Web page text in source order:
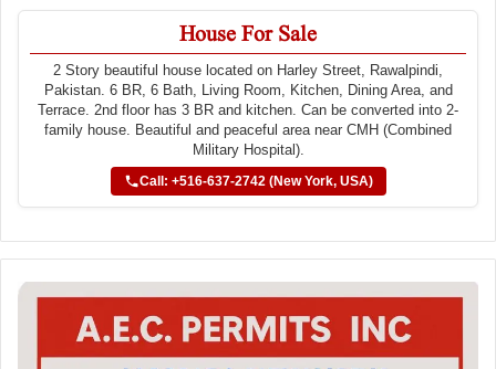
House For Sale
2 Story beautiful house located on Harley Street, Rawalpindi,
Pakistan. 6 BR, 6 Bath, Living Room, Kitchen, Dining Area, and
Terrace. 2nd floor has 3 BR and kitchen. Can be converted into 2-
family house. Beautiful and peaceful area near CMH (Combined
Military Hospital).
Call: +516-637-2742 (New York, USA)